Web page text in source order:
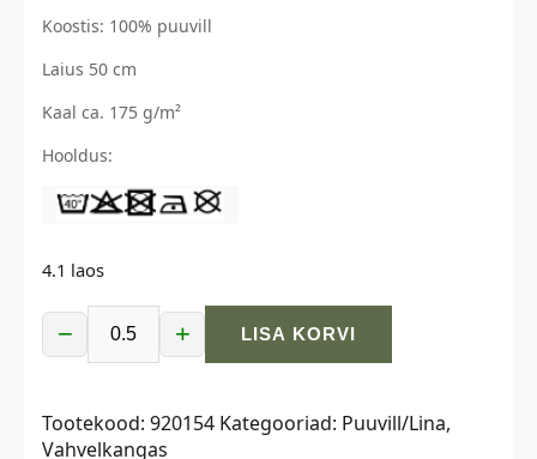
Koostis: 100% puuvill
Laius 50 cm
Kaal ca. 175 g/m²
Hooldus:
4.1 laos
−
Vahvelpikee
kogus
+ LISA KORVI
Tootekood: 920154 Kategooriad: Puuvill/Lina,
Vahvelkangas